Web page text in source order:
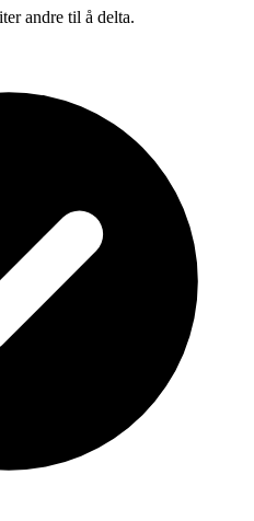
andre til å delta.